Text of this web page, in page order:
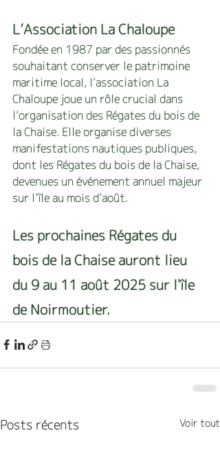
L’Association La Chaloupe
Fondée en 1987 par des passionnés
souhaitant conserver le patrimoine
maritime local, l’association La
Chaloupe joue un rôle crucial dans
l’organisation des Régates du bois de
la Chaise. Elle organise diverses
manifestations nautiques publiques,
dont les Régates du bois de la Chaise,
devenues un événement annuel majeur
sur l’île au mois d’août.
Les prochaines Régates du
bois de la Chaise auront lieu
du 9 au 11 août 2025 sur l'île
de Noirmoutier.
Posts récents Voir tout